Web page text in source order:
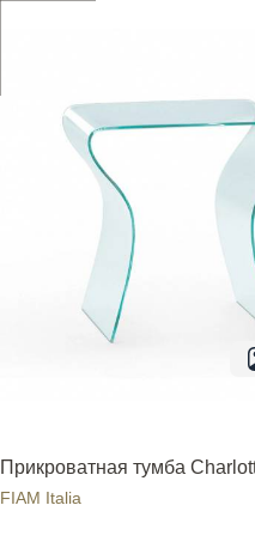
Прикроватная тумба
FIAM Italia